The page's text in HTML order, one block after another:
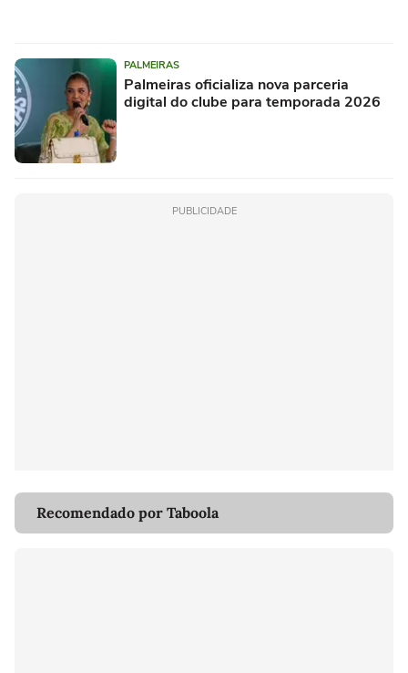
PALMEIRAS
Palmeiras oficializa nova parceria
digital do clube para temporada 2026
PUBLICIDADE
Recomendado por Taboola